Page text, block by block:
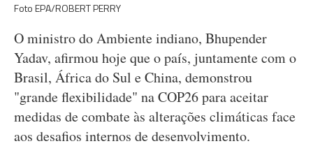
Foto EPA/ROBERT PERRY
O ministro do Ambiente indiano, Bhupender
Yadav, afirmou hoje que o país, juntamente com o
Brasil, África do Sul e China, demonstrou
"grande flexibilidade" na COP26 para aceitar
medidas de combate às alterações climáticas face
aos desafios internos de desenvolvimento.